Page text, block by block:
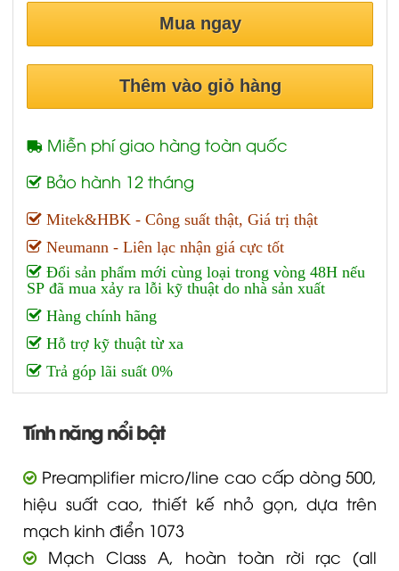
Mua ngay
Thêm vào giỏ hàng
Miễn phí giao hàng toàn quốc
Bảo hành 12 tháng
Mitek&HBK - Công suất thật, Giá trị thật
Neumann - Liên lạc nhận giá cực tốt
Đổi sản phẩm mới cùng loại trong vòng 48H nếu
SP đã mua xảy ra lỗi kỹ thuật do nhà sản xuất
Hàng chính hãng
Hỗ trợ kỹ thuật từ xa
Trả góp lãi suất 0%
Tính năng nổi bật
Preamplifier micro/line cao cấp dòng 500,
hiệu suất cao, thiết kế nhỏ gọn, dựa trên
mạch kinh điển 1073
Mạch Class A, hoàn toàn rời rạc (all